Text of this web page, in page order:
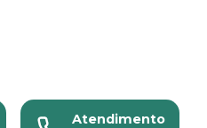
Atendimento